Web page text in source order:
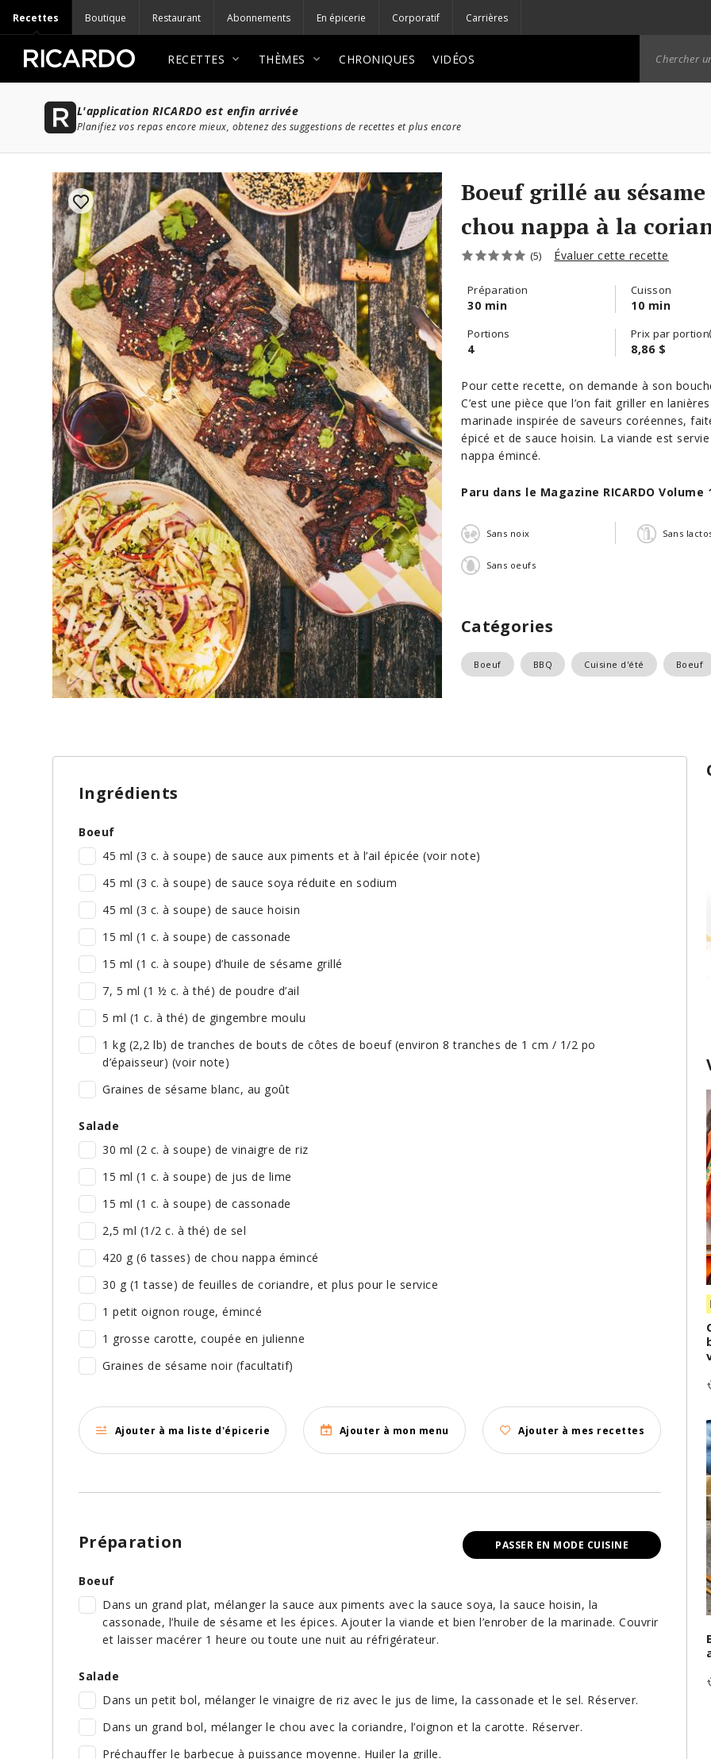
Recettes Boutique Restaurant Abonnements En épicerie Corporatif Carrières
RECETTES THÈMES CHRONIQUES VIDÉOS
L'application RICARDO est enfin arrivée
Planifiez vos repas encore mieux, obtenez des suggestions de recettes et plus encore
Boeuf grillé au
chou nappa à la
(5) Évaluer cette recette
Préparation
30 min
Cuisson
10 min
Portions
4
Prix par portion
8,86 $
Pour cette recette, on demande à son
C’est une pièce que l’on fait griller en
marinade inspirée de saveurs coréennes,
épicé et de sauce hoisin. La viande est
nappa émincé.
Paru dans le Magazine RICARDO Volume
Sans noix Sans
Sans oeufs
Catégories
Boeuf BBQ Cuisine d'été Boeuf
Ingrédients
Boeuf
45 ml (3 c. à soupe) de sauce aux piments et à l’ail épicée (voir note)
45 ml (3 c. à soupe) de sauce soya réduite en sodium
45 ml (3 c. à soupe) de sauce hoisin
15 ml (1 c. à soupe) de cassonade
15 ml (1 c. à soupe) d’huile de sésame grillé
7, 5 ml (1 ½ c. à thé) de poudre d’ail
5 ml (1 c. à thé) de gingembre moulu
1 kg (2,2 lb) de tranches de bouts de côtes de boeuf (environ 8 tranches de 1 cm / 1/2 po
d’épaisseur) (voir note)
Graines de sésame blanc, au goût
Salade
30 ml (2 c. à soupe) de vinaigre de riz
15 ml (1 c. à soupe) de jus de lime
15 ml (1 c. à soupe) de cassonade
2,5 ml (1/2 c. à thé) de sel
420 g (6 tasses) de chou nappa émincé
30 g (1 tasse) de feuilles de coriandre, et plus pour le service
1 petit oignon rouge, émincé
1 grosse carotte, coupée en julienne
Graines de sésame noir (facultatif)
Ajouter à ma liste d'épicerie Ajouter à mon menu Ajouter à mes recettes
PASSER EN MODE CUISINE
Préparation
Boeuf
Dans un grand plat, mélanger la sauce aux piments avec la sauce soya, la sauce hoisin, la
cassonade, l’huile de sésame et les épices. Ajouter la viande et bien l’enrober de la marinade. Couvrir
et laisser macérer 1 heure ou toute une nuit au réfrigérateur.
Salade
Dans un petit bol, mélanger le vinaigre de riz avec le jus de lime, la cassonade et le sel. Réserver.
Dans un grand bol, mélanger le chou avec la coriandre, l’oignon et la carotte. Réserver.
Préchauffer le barbecue à puissance moyenne. Huiler la grille.